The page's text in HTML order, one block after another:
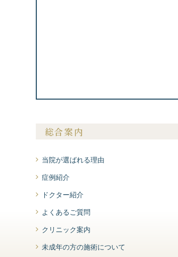
総合案内
当院が選ばれる理由
症例紹介
ドクター紹介
よくあるご質問
クリニック案内
未成年の方の施術について